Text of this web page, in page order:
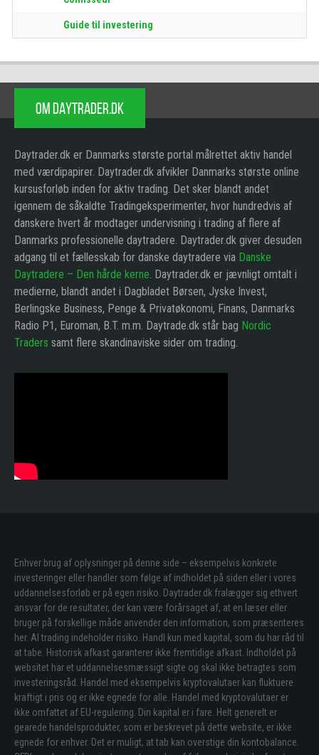
Guide til investering
OM DAYTRADER.DK
Daytrader.dk er Danmarks største portal målrettet aktiv handel
med værdipapirer. Daytrader.dk afvikler Danmarks største online
kursusforløb inden for aktiv trading. Det sker blandt andet
igennem de såkaldte Tradingeksperimenter, hvor hundredvis af
danskere hvert år modtager undervisning i trading af flere af
Danmarks professionelle daytradere. Daytrader.dk giver desuden
adgang til et fællesskab for danske daytradere via Danske
Daytradere – Den hårde kerne. Daytrader.dk er jævnligt omtalt i
medierne, blandt andet i Dagbladet Børsen, Jyske Invest,
Berlingske Business, Penge & Privatøkonomi, Finans, Danmarks
Radio P1, Euroman, B.T. m.m. Daytrade.dk står bag Nordic
Traders samt flere skandinaviske sider om trading.
Enhver brug af oplysninger på denne side – eksempelvis konkrete
investeringer eller handler som følge af indholdet på siden eller i vores
uddannelsesforløb er på egen risiko. Daytrader.dk fralægger sig ethvert
ansvar for de resultater, der kan være forårsaget af, at en læser eller
bruger på forskellige måde anvender den information, som præsenteres
her. Al trading indeholder risiko. Handl kun med kapital, som du har råd til
at tabe. Historisk afkast garanterer ikke fremtidige afkast. Indholdet på
websitet har et uddannelsesmæssigt sigte og skal ikke betragtes som
investeringsråd. Handel med eksempelvis kryptovalutaer kan fluktuere
kraftigt i pris og er ikke egnede for alle. Handel med kryptovalutaer er
ikke omfattet af EU-regulering. Din kapital er i fare. Helt generelt er
gearede handelsprodukter, som er beskrevet på dette website, er ikke
egnede for enhver. Det er muligt, at tab kan overstige din kontobalance.